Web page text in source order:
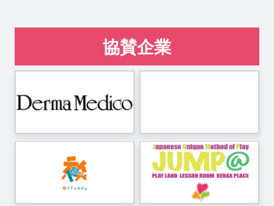
協賛企業